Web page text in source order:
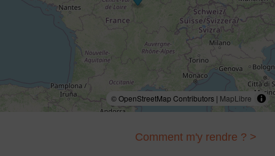
© OpenStreetMap Contributors | MapLibre
Comment m'y rendre ? >